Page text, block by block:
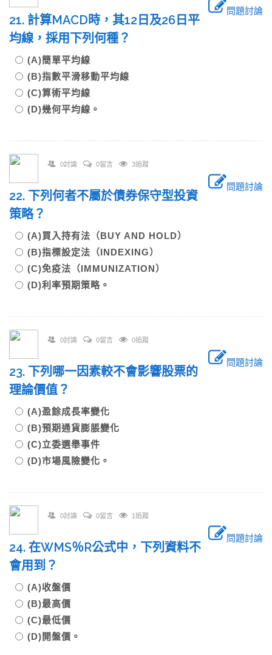
問題討論
21. 計算MACD時，其12日及26日平
均線，採用下列何種？
(A)簡單平均線
(B)指數平滑移動平均線
(C)算術平均線
(D)幾何平均線。
0討論 0留言 3追蹤
問題討論
22. 下列何者不屬於債券保守型投資
策略？
(A)買入持有法（BUY AND HOLD）
(B)指標設定法（INDEXING）
(C)免疫法（IMMUNIZATION）
(D)利率預期策略。
0討論 0留言 0追蹤
問題討論
23. 下列哪一因素較不會影響股票的
理論價值？
(A)盈餘成長率變化
(B)預期通貨膨脹變化
(C)立委選舉事件
(D)市場風險變化。
0討論 0留言 1追蹤
問題討論
24. 在WMS％R公式中，下列資料不
會用到？
(A)收盤價
(B)最高價
(C)最低價
(D)開盤價。